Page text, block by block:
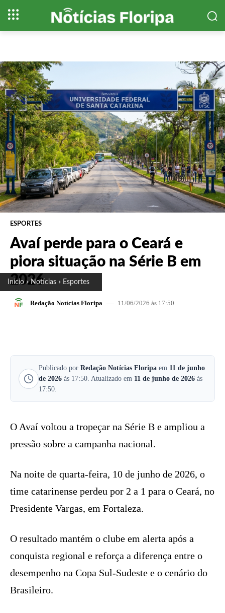
Início Notícias Esportes
ESPORTES
Avaí perde para o Ceará e
piora situação na Série B em
2026
Redação Notícias Floripa 11/06/2026 às 17:50
Publicado por Redação Notícias Floripa em 11 de junho
de 2026 às 17:50. Atualizado em 11 de junho de 2026 às
17:50.
O Avaí voltou a tropeçar na Série B e ampliou a
pressão sobre a campanha nacional.
Na noite de quarta-feira, 10 de junho de 2026, o
time catarinense perdeu por 2 a 1 para o Ceará, no
Presidente Vargas, em Fortaleza.
O resultado mantém o clube em alerta após a
conquista regional e reforça a diferença entre o
desempenho na Copa Sul-Sudeste e o cenário do
Brasileiro.